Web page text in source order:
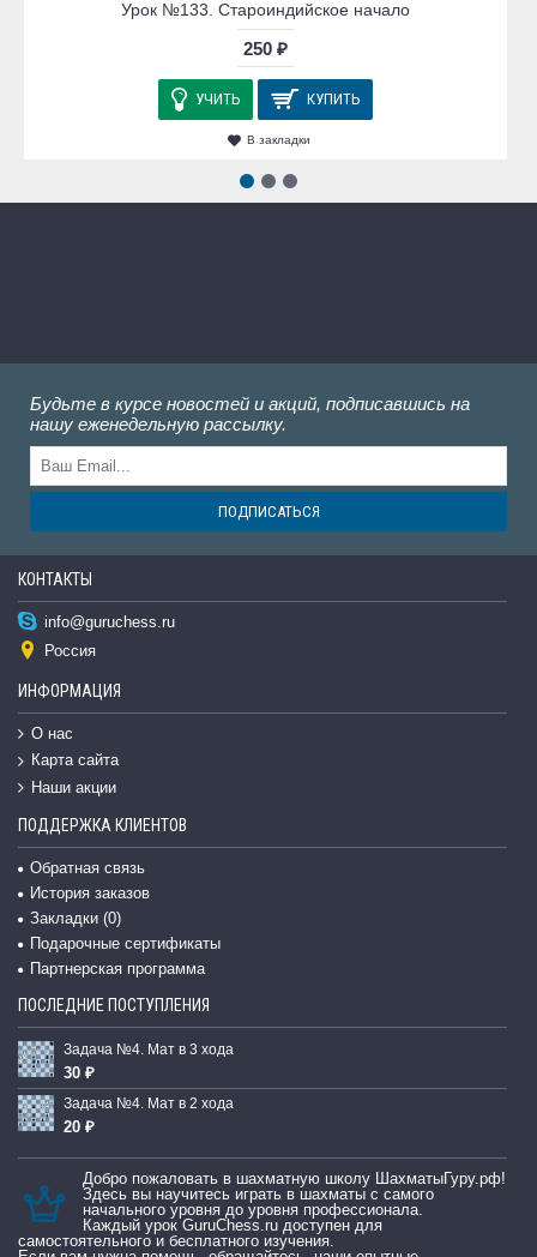
Урок №133. Староиндийское начало
250 ₽
УЧИТЬ КУПИТЬ
В закладки
Будьте в курсе новостей и акций, подписавшись на
нашу еженедельную рассылку.
ПОДПИСАТЬСЯ
КОНТАКТЫ
info@guruchess.ru
Россия
ИНФОРМАЦИЯ
О нас
Карта сайта
Наши акции
ПОДДЕРЖКА КЛИЕНТОВ
Обратная связь
История заказов
Закладки (0)
Подарочные сертификаты
Партнерская программа
ПОСЛЕДНИЕ ПОСТУПЛЕНИЯ
Задача №4. Мат в 3 хода
30 ₽
Задача №4. Мат в 2 хода
20 ₽
Добро пожаловать в шахматную школу ШахматыГуру.рф!
Здесь вы научитесь играть в шахматы с самого
начального уровня до уровня профессионала.
Каждый урок GuruChess.ru доступен для
самостоятельного и бесплатного изучения.